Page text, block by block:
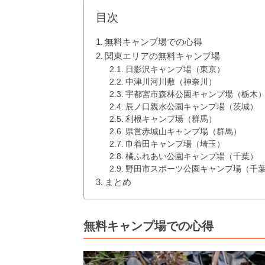
目次
無料キャンプ場での心得
関東エリアの無料キャンプ場
日影沢キャンプ場（東京）
中津川河川敷（神奈川）
宇都宮市森林公園キャンプ場（栃木
辰ノ口親水公園キャンプ場（茨城）
利根キャンプ場（群馬）
県営赤城山キャンプ場（群馬）
巾着田キャンプ場（埼玉）
橘ふれあい公園キャンプ場（千葉）
野田市スポーツ公園キャンプ場（千
まとめ
無料キャンプ場での心得